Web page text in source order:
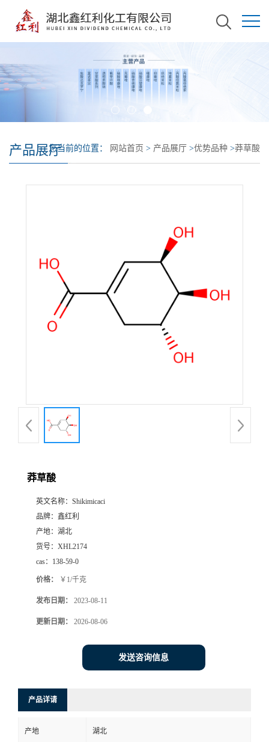
产品展厅您当前的位置： 网站首页 > 产品展厅 >优势品种 >莽草酸
莽草酸
英文名称： Shikimicaci
品牌： 鑫红利
产地： 湖北
货号： XHL2174
cas： 138-59-0
价格： ￥1/千克
发布日期： 2023-08-11
更新日期： 2026-08-06
发送咨询信息
产品详请
产地 湖北